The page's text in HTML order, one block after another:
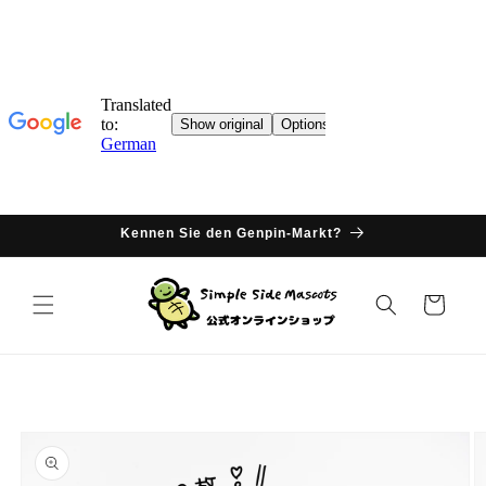
Kennen Sie den Genpin-Markt?
Warenkorb